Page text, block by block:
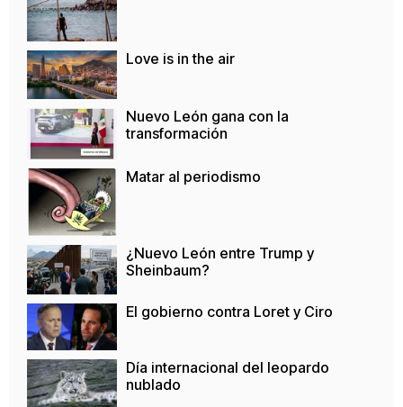
Love is in the air
Nuevo León gana con la
transformación
Matar al periodismo
¿Nuevo León entre Trump y
Sheinbaum?
El gobierno contra Loret y Ciro
Día internacional del leopardo
nublado